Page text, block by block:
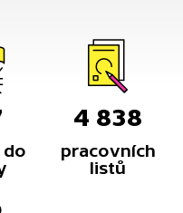
do
4 838
pracovních
listů